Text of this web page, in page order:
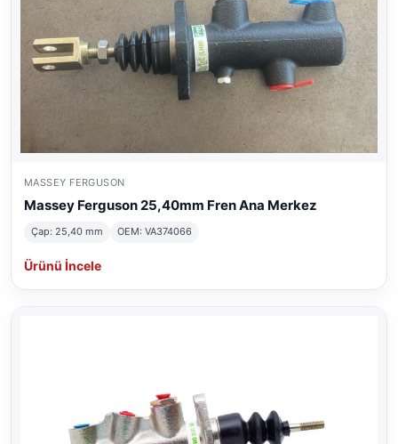
MASSEY FERGUSON
Massey Ferguson 25,40mm Fren Ana Merkez
Çap: 25,40 mm OEM: VA374066
Ürünü İncele